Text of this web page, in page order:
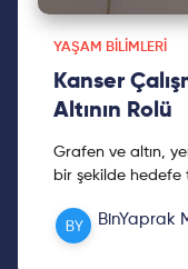
YAŞAM BILIMLERI
Kanser
Altının Rolü
Grafen ve altın,
bir şekilde hedefe
sağlayabilir!
okumalar!
BinYaprak